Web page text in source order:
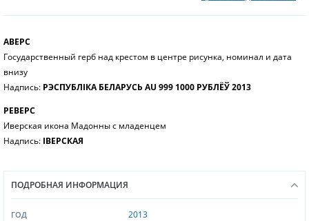
АВЕРС
Государственный герб над крестом в центре рисунка, номинал и дата
внизу
Надпись: РЭСПУБЛІКА БЕЛАРУСЬ AU 999 1000 РУБЛЁЎ 2013
РЕВЕРС
Иверская икона Мадонны с младенцем
Надпись: ІВЕРСКАЯ
ПОДРОБНАЯ ИНФОРМАЦИЯ
ГОД 2013